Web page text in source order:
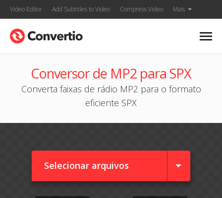
Video Editor Add Subtitles to Video Compress Video Mais
Conversor de MP2 para SPX
Converta faixas de rádio MP2 para o formato
eficiente SPX
Selecionar arquivos